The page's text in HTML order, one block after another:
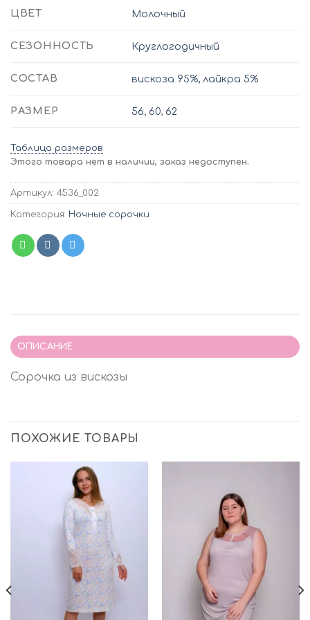
ЦВЕТ Молочный
СЕЗОННОСТЬ Круглогодичный
СОСТАВ вискоза 95%, лайкра 5%
РАЗМЕР 56, 60, 62
Таблица размеров
Этого товара нет в наличии, заказ недоступен.
Артикул: 4536_002
Категория: Ночные сорочки
ОПИСАНИЕ
Сорочка из вискозы
ПОХОЖИЕ ТОВАРЫ